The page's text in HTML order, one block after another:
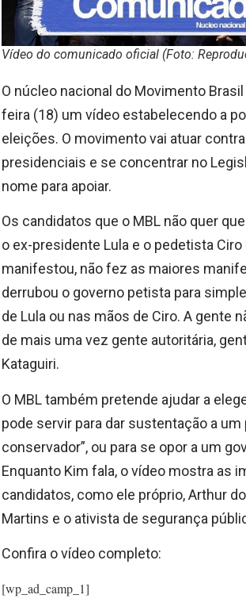
Vídeo do comunicado oficial (Foto:
O núcleo nacional do Movimento
feira (18) um vídeo estabelecendo a
eleições. O movimento vai atuar
presidenciais e se concentrar no
nome para apoiar.
Os candidatos que o MBL não quer
o ex-presidente Lula e o pedetista Ciro
manifestou, não fez as maiores
derrubou o governo petista para
de Lula ou nas mãos de Ciro. A gente
de mais uma vez gente autoritária,
Kataguiri.
O MBL também pretende ajudar a
pode servir para dar sustentação a um
conservador”, ou para se opor a um
Enquanto Kim fala, o vídeo mostra as
candidatos, como ele próprio, Arthur
Martins e o ativista de segurança
Confira o vídeo completo:
[wp_ad_camp_1]